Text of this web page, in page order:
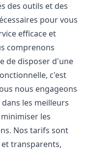
des outils et des
pour vous
efficace et
comprenons
de disposer d'une
c'est
nous engageons
les meilleurs
les
Nos tarifs sont
transparents,